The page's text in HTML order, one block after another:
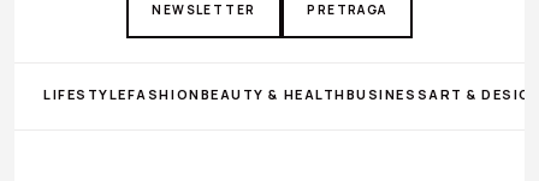
NEWSLETTER PRETRAGA
LIFESTYLEFASHIONBEAUTY & HEALTHBUSINESS ART &